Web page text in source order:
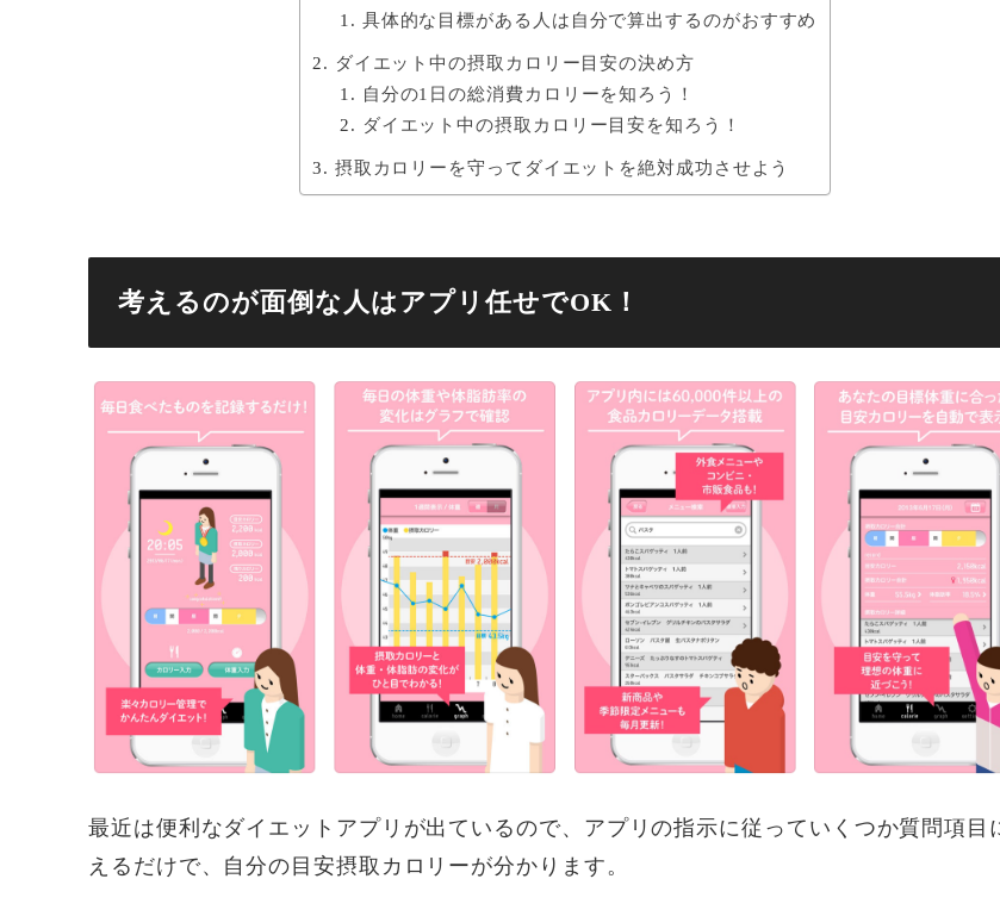
具体的な目標がある人は自分で算出するのがおすすめ
ダイエット中の摂取カロリー目安の決め方
自分の1日の総消費カロリーを知ろう！
ダイエット中の摂取カロリー目安を知ろう！
摂取カロリーを守ってダイエットを絶対成功させよう
考えるのが面倒な人はアプリ任せでOK！
最近は便利なダイエットアプリが出ているので、アプリの指示に従っていくつか質問項目
えるだけで、自分の目安摂取カロリーが分かります。